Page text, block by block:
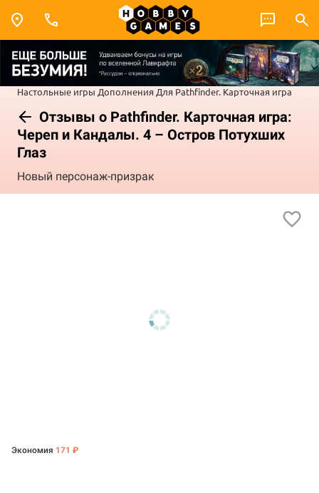
Настольные игры Дополнения Для Pathfinder. Карточная игра
Отзывы о Pathfinder. Карточная игра:
Череп и Кандалы. 4 – Остров Потухших
Глаз
Новый персонаж-призрак
Экономия 171 ₽